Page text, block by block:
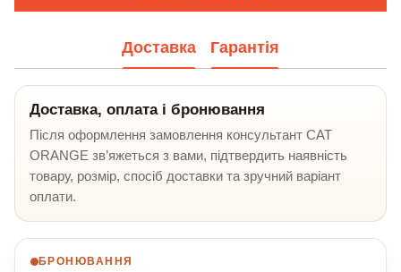
Доставка Гарантія
Доставка, оплата і бронювання
Після оформлення замовлення консультант CAT
ORANGE зв’яжеться з вами, підтвердить наявність
товару, розмір, спосіб доставки та зручний варіант
оплати.
БРОНЮВАННЯ